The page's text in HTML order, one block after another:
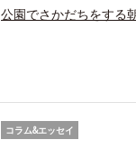
公園でさかだちをする
コラム&エッセイ